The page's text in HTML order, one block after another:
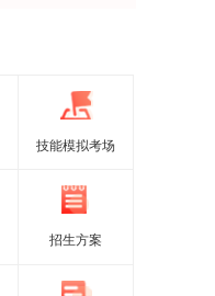
技能模拟考场
招生方案